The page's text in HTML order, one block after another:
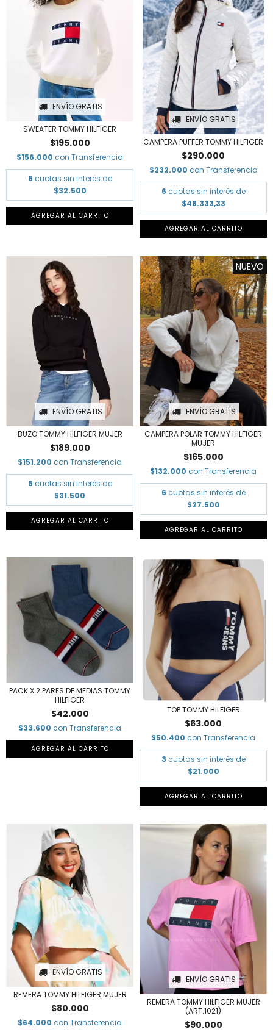
ENVÍO GRATIS
SWEATER TOMMY HILFIGER
$195.000
$156.000 con Transferencia
6 cuotas sin interés de
$32.500
AGREGAR AL CARRITO
ENVÍO GRATIS
CAMPERA PUFFER TOMMY HILFIGER
$290.000
$232.000 con Transferencia
6 cuotas sin interés de
$48.333,33
AGREGAR AL CARRITO
ENVÍO GRATIS
BUZO TOMMY HILFIGER MUJER
$189.000
$151.200 con Transferencia
6 cuotas sin interés de
$31.500
AGREGAR AL CARRITO
ENVÍO GRATIS
NUEVO
CAMPERA POLAR TOMMY HILFIGER
MUJER
$165.000
$132.000 con Transferencia
6 cuotas sin interés de
$27.500
AGREGAR AL CARRITO
PACK X 2 PARES DE MEDIAS TOMMY
HILFIGER
$42.000
$33.600 con Transferencia
TOP TOMMY HILFIGER
$63.000
$50.400 con Transferencia
3 cuotas sin interés de
$21.000
AGREGAR AL CARRITO
ENVÍO GRATIS
REMERA TOMMY HILFIGER MUJER
$80.000
$64.000 con Transferencia
ENVÍO GRATIS
REMERA TOMMY HILFIGER MUJER
(ART.1021)
$90.000